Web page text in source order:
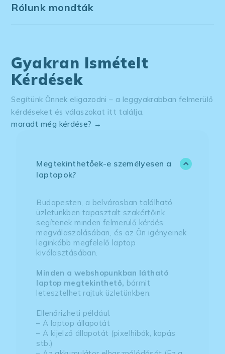
Rólunk mondták
Gyakran Ismételt
Kérdések
Segítünk Önnek eligazodni – a leggyakrabban felmerülő
kérdéseket és válaszokat itt találja.
maradt még kérdése? →
Megtekinthetőek-e személyesen a
laptopok?
Budapesten, a belvárosban található
üzletünkben tapasztalt szakértőink
segítenek minden felmerülő kérdés
megválaszolásában, és az Ön igényeinek
leginkább megfelelő laptop
kiválasztásában.
Minden a webshopunkban látható
laptop megtekinthető, bármit
letesztelhet rajtuk üzletünkben.
Ellenőrizheti például:
– A laptop állapotát
– A kijelző állapotát (pixelhibák, kopás
stb.)